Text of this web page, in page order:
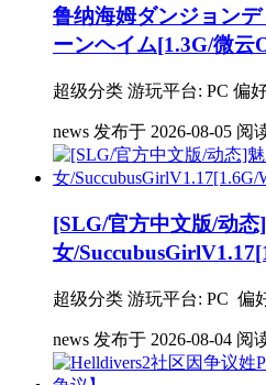
鲁纳海姆ダンジョン
ーンヘイム[1.3G/微云
超级分类 游玩平台: PC 偏
news 发布于 2026-08-05 阅
[SLG/官方中文版/动态
女/
超级分类 游玩平台: PC 偏
news 发布于 2026-08-04 阅